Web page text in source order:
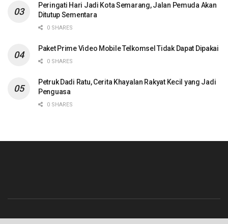
Peringati Hari Jadi Kota Semarang, Jalan Pemuda Akan
Ditutup Sementara
0 SHARES
Paket Prime Video Mobile Telkomsel Tidak Dapat Dipakai
0 SHARES
Petruk Dadi Ratu, Cerita Khayalan Rakyat Kecil yang Jadi
Penguasa
0 SHARES